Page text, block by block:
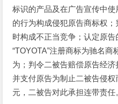
标识的产品及在广告宣传中使
的行为构成侵犯原告商标权
时构成不正当竞争；认定原告
“TOYOTA”注册商标为驰名
为；判令二被告赔偿原告经济
并支付原告为制止二被告侵
元，二被告对此承担连带责任